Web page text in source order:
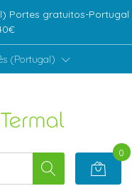
Portes gratuitos-Portugal
(Portugal)
0